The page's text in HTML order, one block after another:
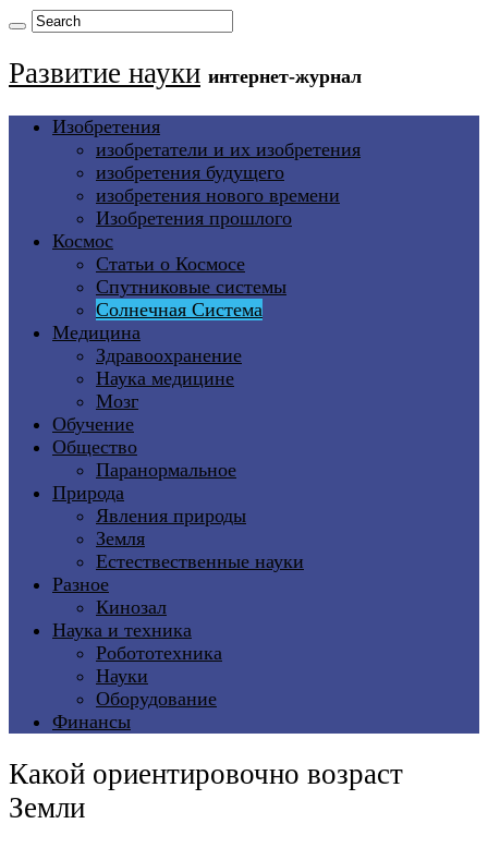
Развитие науки интернет-журнал
Изобретения
изобретатели и их изобретения
изобретения будущего
изобретения нового времени
Изобретения прошлого
Космос
Статьи о Космосе
Спутниковые системы
Солнечная Система
Медицина
Здравоохранение
Наука медицине
Мозг
Обучение
Общество
Паранормальное
Природа
Явления природы
Земля
Естествественные науки
Разное
Кинозал
Наука и техника
Робототехника
Науки
Оборудование
Финансы
Какой ориентировочно возраст
Земли